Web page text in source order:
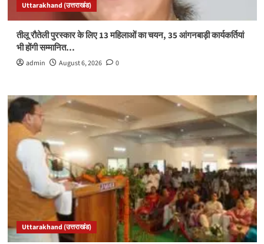
Uttarakhand (उत्तराखंड)
तीलू रौतेली पुरस्कार के लिए 13 महिलाओं का चयन, 35 आंगनबाड़ी कार्यकर्तियां
भी होंगी सम्मानित…
admin August 6, 2026 0
Uttarakhand (उत्तराखंड)